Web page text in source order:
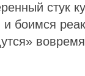
стук
боимся